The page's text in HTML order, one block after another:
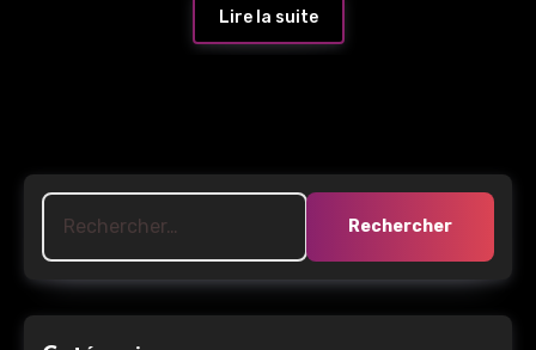
Lire la suite
Rechercher :